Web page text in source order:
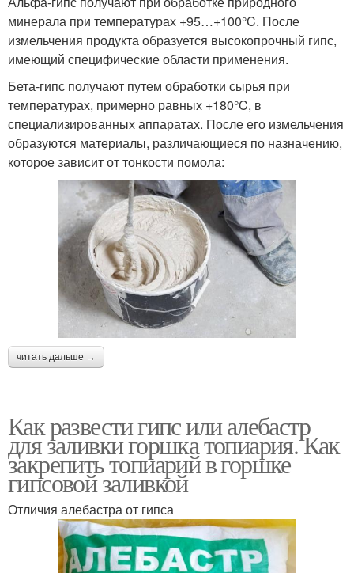
минерала при температурах +95…+100°C. После
измельчения продукта образуется высокопрочный гипс,
имеющий специфические области применения.
Бета-гипс получают путем обработки сырья при
температурах, примерно равных +180°C, в
специализированных аппаратах. После его измельчения
образуются материалы, различающиеся по назначению,
которое зависит от тонкости помола:
читать дальше →
Как развести гипс или алебастр
для заливки горшка топиария. Как
закрепить топиарий в горшке
гипсовой заливкой
Отличия алебастра от гипса